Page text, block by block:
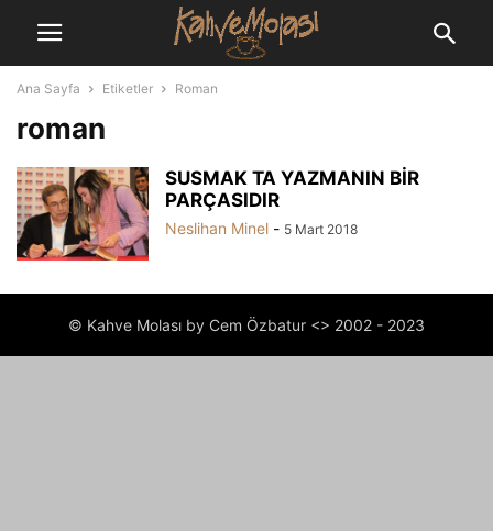
Ana Sayfa Etiketler Roman
roman
SUSMAK TA YAZMANIN BİR
PARÇASIDIR
Neslihan Minel - 5 Mart 2018
© Kahve Molası by Cem Özbatur <> 2002 - 2023